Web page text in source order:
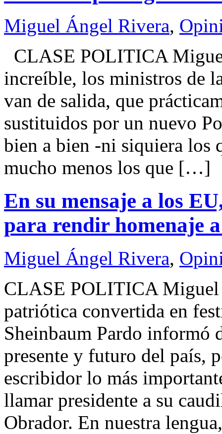
Miguel Ángel Rivera,
CLASE POLITICA
increíble, los ministros de
van de salida, que
sustituidos por un nuevo
bien a bien -ni siquiera los
mucho menos los que […]
En su mensaje a los
para rendir homenaje
Miguel Ángel Rivera,
CLASE POLITICA
patriótica convertida en
Sheinbaum Pardo informó
presente y futuro del país,
escribidor lo más
llamar presidente a su
Obrador. En nuestra